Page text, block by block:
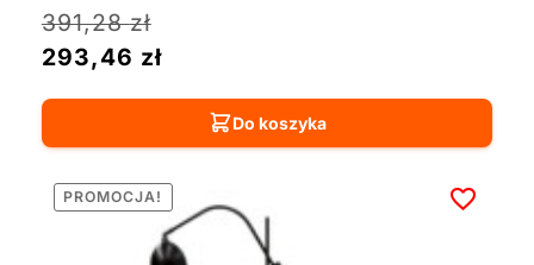
391,28zł
293,46 zł
Do koszyka
PROMOCJA!